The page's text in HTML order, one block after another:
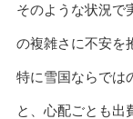
そのような状況で
の複雑さに不安を
特に雪国ならでは
と、心配ごとも出